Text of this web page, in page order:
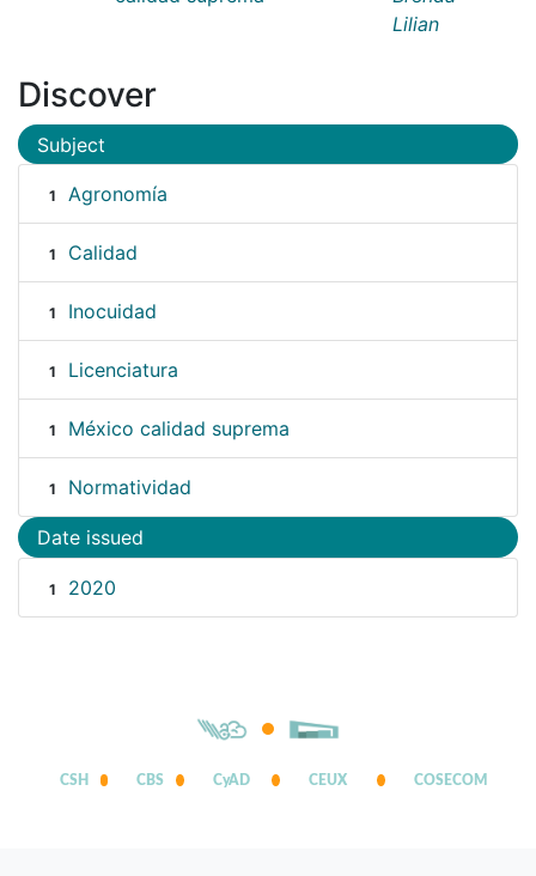
Lilian
Discover
Subject
1 Agronomía
1 Calidad
1 Inocuidad
1 Licenciatura
1 México calidad suprema
1 Normatividad
Date issued
1 2020
CSH CBS CyAD CEUX COSECOM